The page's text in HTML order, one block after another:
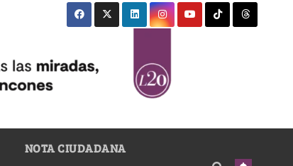
NOTA CIUDADANA